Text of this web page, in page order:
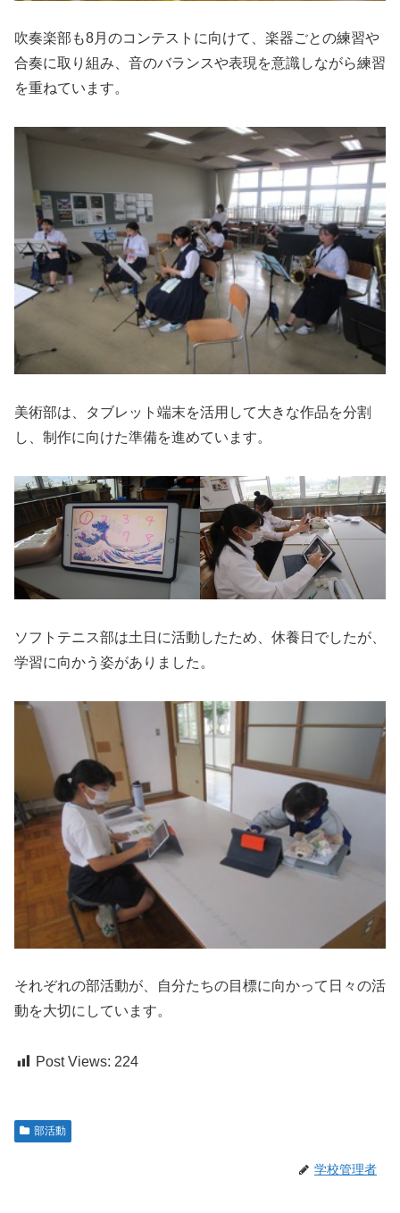
吹奏楽部も8月のコンテストに向けて、楽器ごとの練習や
合奏に取り組み、音のバランスや表現を意識しながら練習
を重ねています。
美術部は、タブレット端末を活用して大きな作品を分割
し、制作に向けた準備を進めています。
ソフトテニス部は土日に活動したため、休養日でしたが、
学習に向かう姿がありました。
それぞれの部活動が、自分たちの目標に向かって日々の活
動を大切にしています。
Post Views: 224
部活動
学校管理者